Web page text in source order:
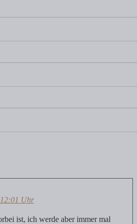
Uhr
ist, ich werde aber immer mal